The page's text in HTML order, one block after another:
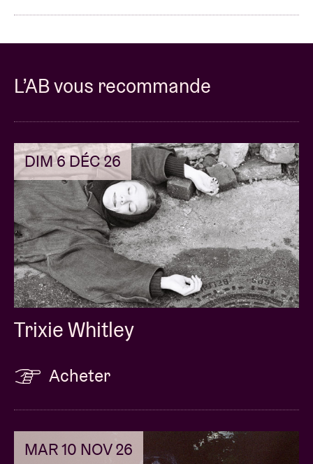
L’AB vous recommande
DIM 6 DÉC 26
Trixie Whitley
Acheter
MAR 10 NOV 26